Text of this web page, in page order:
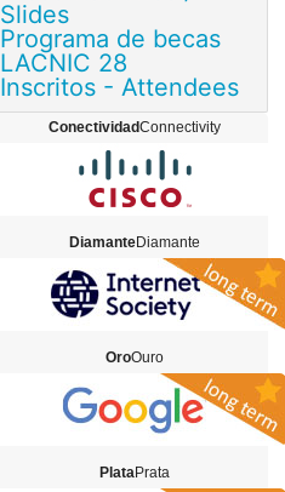
Slides
Programa de becas
LACNIC 28
Inscritos - Attendees
ConectividadConnectivity
DiamanteDiamante
OroOuro
PlataPrata